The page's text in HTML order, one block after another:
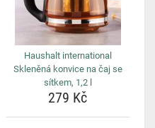
Haushalt international
Skleněná konvice na čaj se
sítkem, 1,2 l
279 Kč